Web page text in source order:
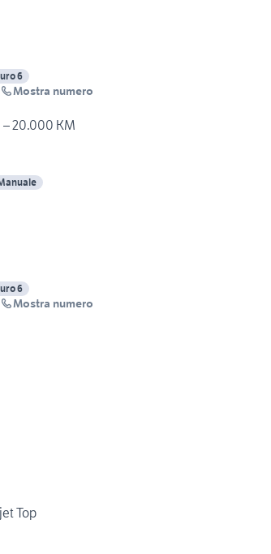
6
Mostra numero
– 20.000 KM
6
Mostra numero
Top